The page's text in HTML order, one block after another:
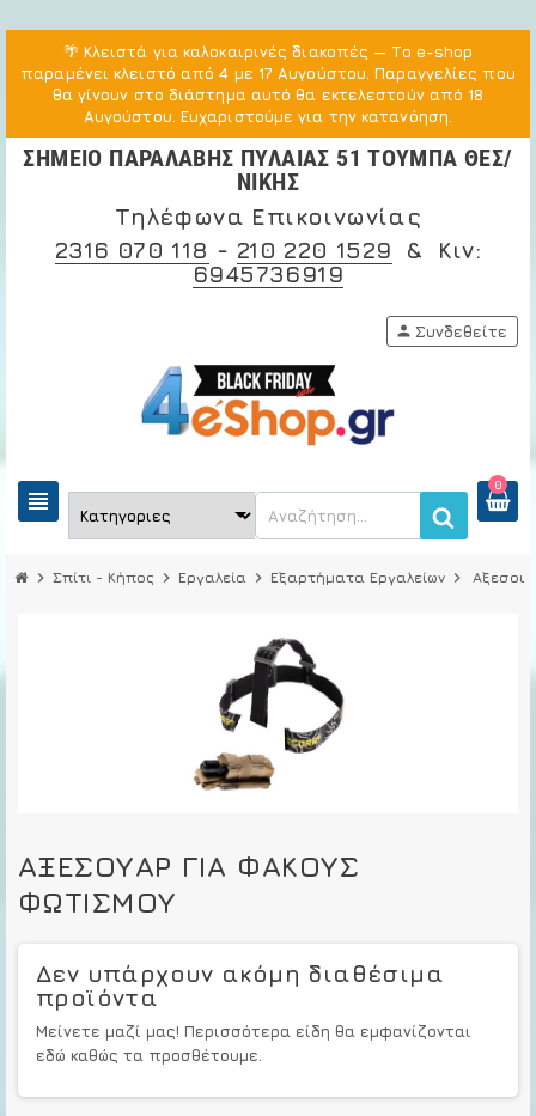
🌴 Κλειστά για καλοκαιρινές διακοπές — Το e-shop
παραμένει κλειστό από 4 με 17 Αυγούστου. Παραγγελίες που
θα γίνουν στο διάστημα αυτό θα εκτελεστούν από 18
Αυγούστου. Ευχαριστούμε για την κατανόηση.
ΣΗΜΕΙΟ ΠΑΡΑΛΑΒΗΣ ΠΥΛΑΙΑΣ 51 ΤΟΥΜΠΑ ΘΕΣ/
ΝΙΚΗΣ
Τηλέφωνα Επικοινωνίας
2316 070 118 - 210 220 1529 & Κιν:
6945736919
view_headline
0
person Συνδεθείτε
chevron_right Σπίτι - Κήπος chevron_right Εργαλεία chevron_right Εξαρτήματα Εργαλείων chevron_right
ΑΞΕΣΟΥΆΡ ΓΙΑ ΦΑΚΟΎΣ
ΦΩΤΙΣΜΟΎ
Δεν υπάρχουν ακόμη διαθέσιμα
προϊόντα
Μείνετε μαζί μας! Περισσότερα είδη θα εμφανίζονται
εδώ καθώς τα προσθέτουμε.